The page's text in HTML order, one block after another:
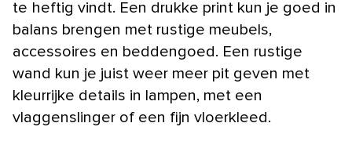
te heftig vindt. Een drukke print kun je goed in
balans brengen met rustige meubels,
accessoires en beddengoed. Een rustige
wand kun je juist weer meer pit geven met
kleurrijke details in lampen, met een
vlaggenslinger of een fijn vloerkleed.